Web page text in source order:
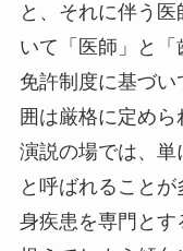
と、それに伴う
いて「医師」と
免許制度に基づ
囲は厳格に定め
演説の場では、単
と呼ばれること
身疾患を専門と